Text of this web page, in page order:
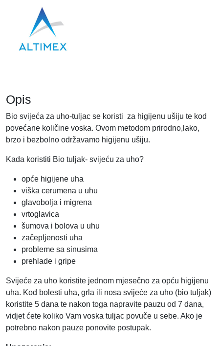
Opis
Bio svijeća za uho-tuljac se koristi za higijenu ušiju te kod
povećane količine voska. Ovom metodom prirodno,lako,
brzo i bezbolno održavamo higijenu ušiju.
Kada koristiti Bio tuljak- svijeću za uho?
opće higijene uha
viška cerumena u uhu
glavobolja i migrena
vrtoglavica
šumova i bolova u uhu
začepljenosti uha
probleme sa sinusima
prehlade i gripe
Svijeće za uho koristite jednom mjesečno za opću higijenu
uha. Kod bolesti uha, grla ili nosa svijeće za uho (bio tuljak)
koristite 5 dana te nakon toga napravite pauzu od 7 dana,
vidjet ćete koliko Vam voska tuljac povuče u sebe. Ako je
potrebno nakon pauze ponovite postupak.